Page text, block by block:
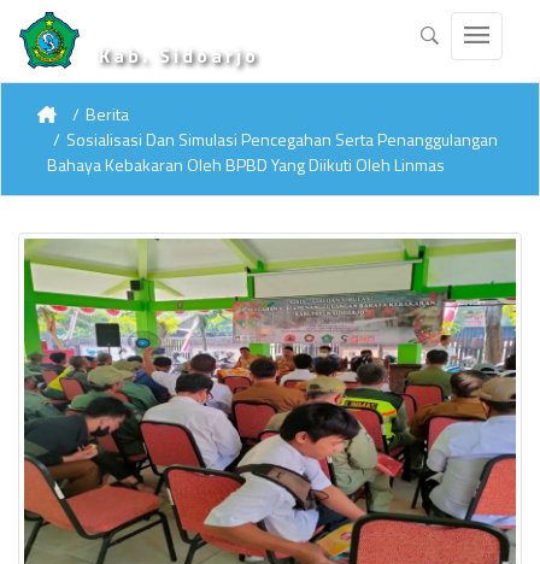
Kab. Sidoarjo
Berita
Sosialisasi Dan Simulasi Pencegahan Serta Penanggulangan
Bahaya Kebakaran Oleh BPBD Yang Diikuti Oleh Linmas